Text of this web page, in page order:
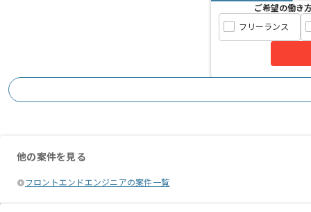
ご希望の働き
フリーランス
他の案件を見る
フロントエンドエンジニアの案件一覧